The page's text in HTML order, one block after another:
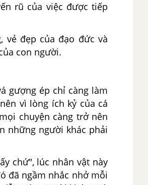
rũ của việc được tiếp
vẻ đẹp của đạo đức và
con người.
gượng ép chỉ càng làm
vì lòng ích kỷ của cá
chuyện càng trở nên
những người khác phải
chứ", lúc nhân vật này
đã ngầm nhắc nhở mỗi